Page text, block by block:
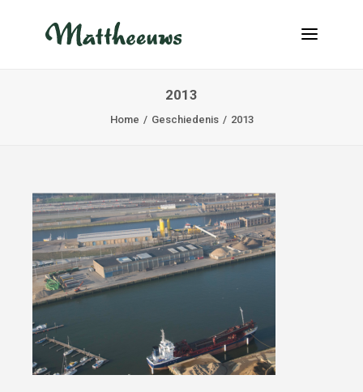
VACATURES
CONTACT
INFO@MATTHEEUWS.COM
+32 58 31 17 79
2013
Home Geschiedenis 2013